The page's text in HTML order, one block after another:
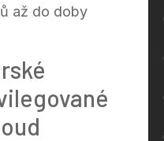
až do doby